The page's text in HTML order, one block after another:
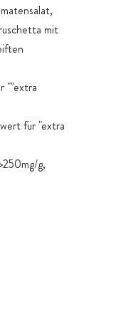
mit
""extra
für "extra
g,